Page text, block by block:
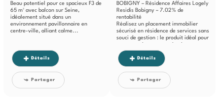
Beau potentiel pour ce spacieux F3 de
65 m² avec balcon sur Seine,
idéalement situé dans un
environnement pavillonnaire en
centre-ville, alliant calme...
Détails
Partager
BOBIGNY – Résidence Affaires Logely
Residis Bobigny – 7.02% de
rentabilité
Réalisez un placement immobilier
sécurisé en résidence de services sans
souci de gestion : le produit idéal pour
Détails
Partager